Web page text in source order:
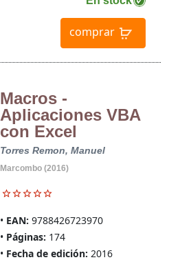
comprar
Macros -
Aplicaciones VBA
con Excel
Torres Remon, Manuel
Marcombo (2016)
EAN: 9788426723970
Páginas: 174
Fecha de edición: 2016